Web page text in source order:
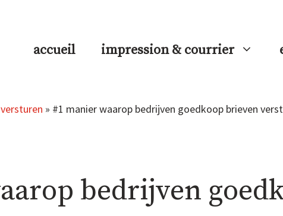
accueil impression & courrier
» #1 manier waarop bedrijven goedkoop brieven
bedrijven